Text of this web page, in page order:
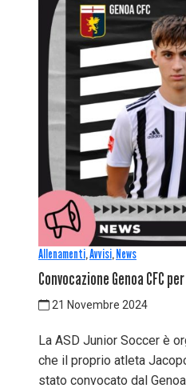
Allenamenti,Avvisi,News
Convocazione Genoa CFC
21 Novembre 2024
La ASD Junior Soccer è
che il proprio atleta
stato convocato dal